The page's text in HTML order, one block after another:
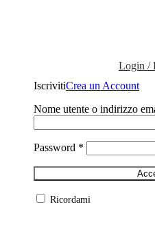
Login /
IscrivitiCrea un Account
Nome utente o indirizzo
Password *
Ricordami